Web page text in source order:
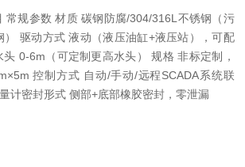
常规参数 材质 碳钢防腐/304/316L不锈钢（污
） 驱动方式 液动（液压油缸+液压站），可配
0-6m（可定制更高水头） 规格 非标定制，
控制方式 自动/手动/远程SCADA系统联
计密封形式 侧部+底部橡胶密封，零泄漏